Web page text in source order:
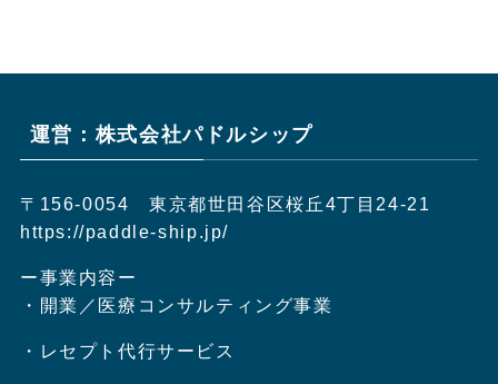
運営：株式会社パドルシップ
〒156-0054 東京都世田谷区桜丘4丁目24-21
https://paddle-ship.jp/
ー事業内容ー
・開業／医療コンサルティング事業
・レセプト代行サービス